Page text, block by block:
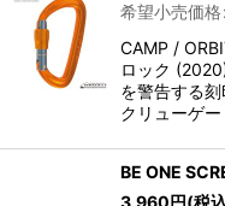
希望小売価格:
CAMP /
ロック
を警告する
クリューゲ
BE ONE